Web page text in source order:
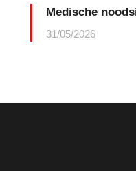
Medische
31/05/2026